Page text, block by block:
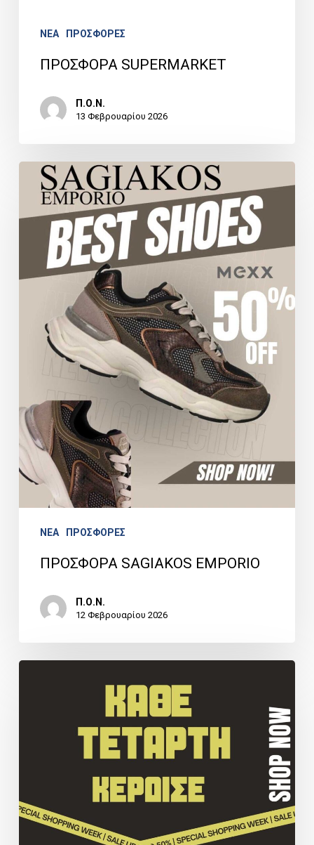
NEA ΠΡΟΣΦΟΡΕΣ
ΠΡΟΣΦΟΡΑ SUPERMARKET
Π.Ο.Ν.
13 Φεβρουαρίου 2026
ΠΡΟΣΦΟΡΑ
SAGIAKOS
EMPORIO
NEA ΠΡΟΣΦΟΡΕΣ
ΠΡΟΣΦΟΡΑ SAGIAKOS EMPORIO
Π.Ο.Ν.
12 Φεβρουαρίου 2026